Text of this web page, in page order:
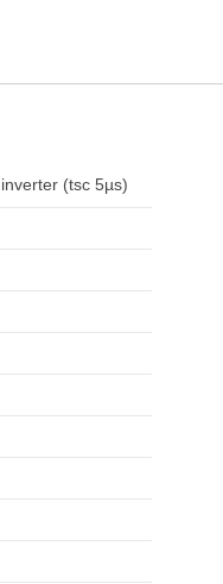
(tsc 5µs)